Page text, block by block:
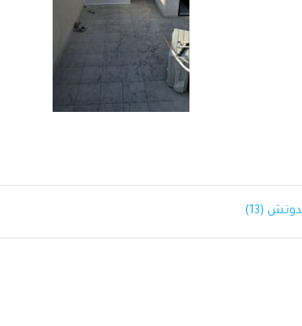
(13)